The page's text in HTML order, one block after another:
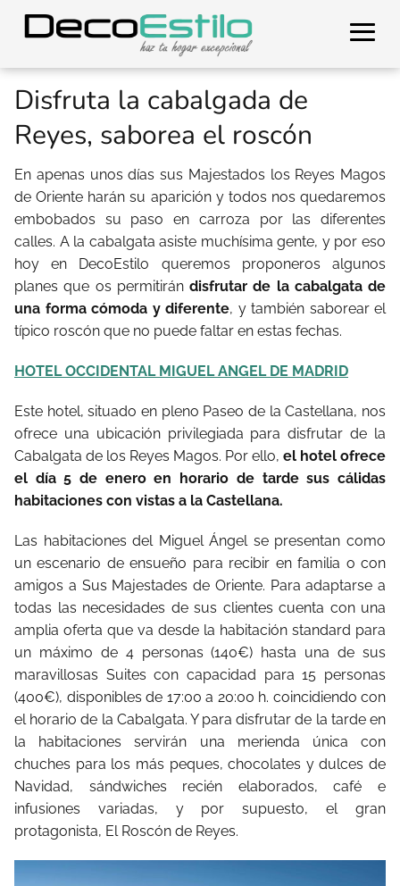
Disfruta la cabalgada de
Reyes, saborea el roscón
En apenas unos días sus Majestados los Reyes Magos
de Oriente harán su aparición y todos nos quedaremos
embobados su paso en carroza por las diferentes
calles. A la cabalgata asiste muchísima gente, y por eso
hoy en DecoEstilo queremos proponeros algunos
planes que os permitirán disfrutar de la cabalgata de
una forma cómoda y diferente, y también saborear el
típico roscón que no puede faltar en estas fechas.
HOTEL OCCIDENTAL MIGUEL ANGEL DE MADRID
Este hotel, situado en pleno Paseo de la Castellana, nos
ofrece una ubicación privilegiada para disfrutar de la
Cabalgata de los Reyes Magos. Por ello, el hotel ofrece
el día 5 de enero en horario de tarde sus cálidas
habitaciones con vistas a la Castellana.
Las habitaciones del Miguel Ángel se presentan como
un escenario de ensueño para recibir en familia o con
amigos a Sus Majestades de Oriente. Para adaptarse a
todas las necesidades de sus clientes cuenta con una
amplia oferta que va desde la habitación standard para
un máximo de 4 personas (140€) hasta una de sus
maravillosas Suites con capacidad para 15 personas
(400€), disponibles de 17:00 a 20:00 h. coincidiendo con
el horario de la Cabalgata. Y para disfrutar de la tarde en
la habitaciones servirán una merienda única con
chuches para los más peques, chocolates y dulces de
Navidad, sándwiches recién elaborados, café e
infusiones variadas, y por supuesto, el gran
protagonista, El Roscón de Reyes.